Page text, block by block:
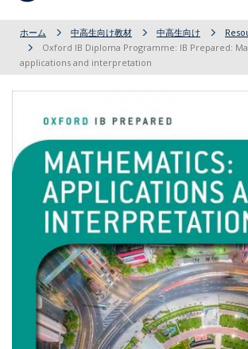
ホーム 中高生向け教材 中高生向け
Oxford IB Diploma Programme: IB Prepared:
applications and interpretation